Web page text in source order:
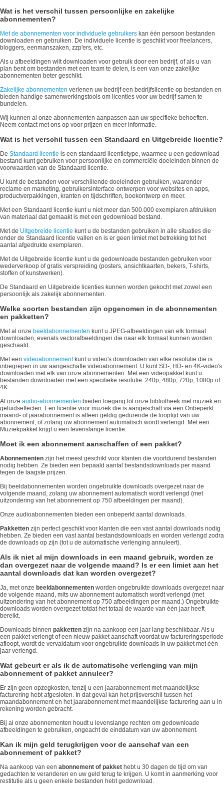
Wat is het verschil tussen persoonlijke en zakelijke
abonnementen?
Met de abonnementen voor individuele gebruikers kan één persoon bestanden
downloaden en gebruiken. De individuele licentie is geschikt voor freelancers,
bloggers, eenmanszaken, zzp'ers, etc.
Als u afbeeldingen wilt downloaden voor gebruik door een bedrijf, of als u van
plan bent om bestanden met een team te delen, is een van onze zakelijke
abonnementen beter geschikt.
Zakelijke abonnementen verlenen uw bedrijf een bedrijfslicentie op bestanden en
bieden handige samenwerkingstools om licenties voor uw bedrijf samen te
bundelen.
Wij kunnen al onze abonnementen aanpassen aan uw specifieke behoeften.
Neem contact met ons op voor prijzen en meer informatie.
Wat is het verschil tussen een Standaard en Uitgebreide licentie?
De Standaard licentie is een standaard licentietype, waarmee u een gedownload
bestand kunt gebruiken voor persoonlijke en commerciële doeleinden binnen de
voorwaarden van de Standaard licentie.
U kunt de bestanden voor verschillende doeleinden gebruiken, waaronder
reclame en marketing, gebruikersinterface-ontwerpen voor websites en apps,
productverpakkingen, kranten en tijdschriften, boekontwerp en meer.
Met een Standaard licentie kunt u niet meer dan 500.000 exemplaren afdrukken
van materiaal dat gemaakt is met een gedownload bestand.
Met de Uitgebreide licentie kunt u de bestanden gebruiken in alle situaties die
onder de Standaard licentie vallen en is er geen limiet met betrekking tot het
aantal afgedrukte exemplaren.
Met de Uitgebreide licentie kunt u de gedownloade bestanden gebruiken voor
wederverkoop of gratis verspreiding (posters, ansichtkaarten, bekers, T-shirts,
stoffen of kunstwerken).
De Standaard en Uitgebreide licenties kunnen worden gekocht met zowel een
persoonlijk als zakelijk abonnementen.
Welke soorten bestanden zijn opgenomen in de abonnementen
en pakketten?
Met al onze beeldabonnementen kunt u JPEG-afbeeldingen van elk formaat
downloaden, evenals vectorafbeeldingen die naar elk formaat kunnen worden
geschaald.
Met een videoabonnementkunt u video's downloaden van elke resolutie die is
inbegrepen in uw aangeschafte videoabonnement. U kunt SD-, HD- en 4K-video's
downloaden met elk van onze abonnementen. Met een videopakket kunt u
bestanden downloaden met een specifieke resolutie: 240p, 480p, 720p, 1080p of
4K.
Al onze audio-abonnementen bieden toegang tot onze bibliotheek met muziek en
geluidseffecten. Een licentie voor muziek die is aangeschaft via een Onbeperkt
maand- of jaarabonnement is alleen geldig gedurende de looptijd van uw
abonnement, of zolang uw abonnement automatisch wordt verlengd. Met een
Muziekpakket krijgt u een levenslange licentie.
Moet ik een abonnement aanschaffen of een pakket?
Abonnementen zijn het meest geschikt voor klanten die voortdurend bestanden
nodig hebben. Ze bieden een bepaald aantal bestandsdownloads per maand
tegen de laagste prijzen.
Bij beeldabonnementen worden ongebruikte downloads overgezet naar de
volgende maand, zolang uw abonnement automatisch wordt verlengd (met
uitzondering van het abonnement op 750 afbeeldingen per maand).
Onze audioabonnementen bieden een onbeperkt aantal downloads.
Pakketten zijn perfect geschikt voor klanten die een vast aantal downloads nodig
hebben. Ze bieden een vast aantal bestandsdownloads en worden verlengd zodra
de downloads op zijn (tot u de automatische verlenging annuleert).
Als ik niet al mijn downloads in een maand gebruik, worden ze
dan overgezet naar de volgende maand? Is er een limiet aan het
aantal downloads dat kan worden overgezet?
Ja, met onze beeldabonnementen worden ongebruikte downloads overgezet naar
de volgende maand, mits uw abonnement automatisch wordt verlengd (met
uitzondering van het abonnement op 750 afbeeldingen per maand.) Ongebruikte
downloads worden overgezet totdat het totaal de waarde van één jaar heeft
bereikt.
Downloads binnen pakketten zijn na aankoop een jaar lang beschikbaar. Als u
een pakket verlengt of een nieuw pakket aanschaft voordat uw factureringsperiode
afloopt, wordt de vervaldatum voor ongebruikte downloads in uw pakket met één
jaar verlengd.
Wat gebeurt er als ik de automatische verlenging van mijn
abonnement of pakket annuleer?
Er zijn geen opzegkosten, tenzij u een jaarabonnement met maandelijkse
facturering hebt afgesloten. In dat geval kan het prijsverschil tussen het
maandabonnement en het jaarabonnement met maandelijkse facturering aan u in
rekening worden gebracht.
Bij al onze abonnementen houdt u levenslange rechten om gedownloade
afbeeldingen te gebruiken, ongeacht de einddatum van uw abonnement.
Kan ik mijn geld terugkrijgen voor de aanschaf van een
abonnement of pakket?
Na aankoop van een abonnement of pakket hebt u 30 dagen de tijd om van
gedachten te veranderen en uw geld terug te krijgen. U komt in aanmerking voor
restitutie als u geen enkele bestanden hebt gedownload.